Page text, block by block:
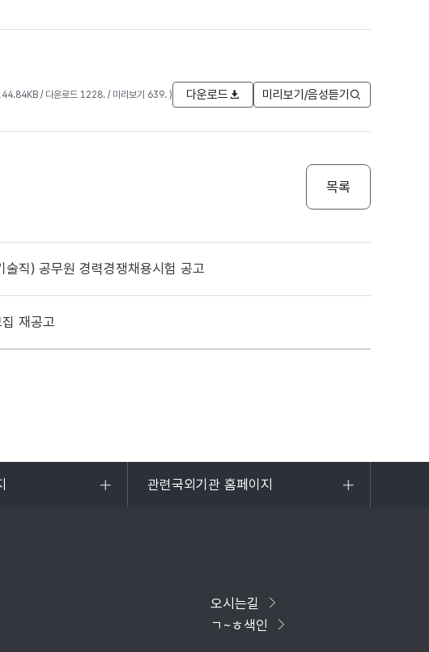
/ 다운로드 1228. / 미리보기 639. ) 다운로드 미리보기/음성듣기
목록
직) 공무원 경력경쟁채용시험 공고
재공고
관련국외기관 홈페이지
목록
오시는길
ㄱ~ㅎ색인